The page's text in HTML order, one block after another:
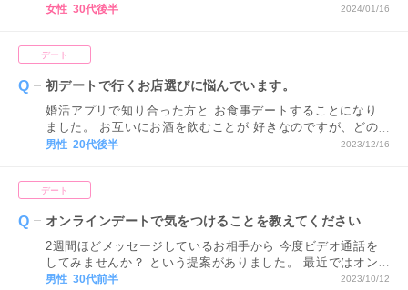
ので、 またお会いしたいなと思っています。 ですが、解散
連絡を もらっていたので申し訳ないのですが、 どんなメッ
女性 30代後半 2024/01/16
デート
初デートで行くお店選びに悩んでいます。
婚活アプリで知り合った方と お食事デートすることになり
ました。 お互いにお酒を飲むことが 好きなのですが、どの
ような お店を選ぶのが良いでしょうか。
男性 20代後半 2023/12/16
デート
オンラインデートで気をつけることを教えてください
2週間ほどメッセージしているお相手から 今度ビデオ通話を
してみませんか？ という提案がありました。 最近ではオン
ラインデートも 一般的になっていると思いますが、 実際に
男性 30代前半 2023/10/12